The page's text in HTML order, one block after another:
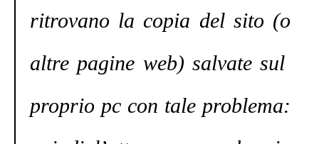
ritrovano la copia del sito (o
altre pagine web) salvate sul
proprio pc con tale problema: